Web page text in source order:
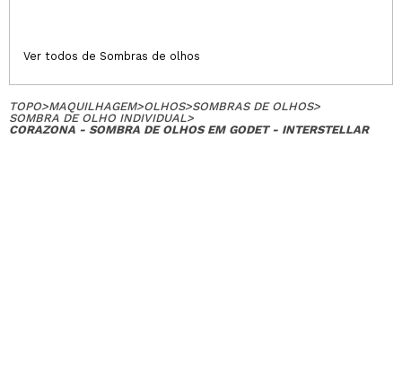
Ver todos de Sombras de olhos
TOPO>MAQUILHAGEM>OLHOS>SOMBRAS DE OLHOS>
SOMBRA DE OLHO INDIVIDUAL>
CORAZONA - SOMBRA DE OLHOS EM GODET - INTERSTELLAR